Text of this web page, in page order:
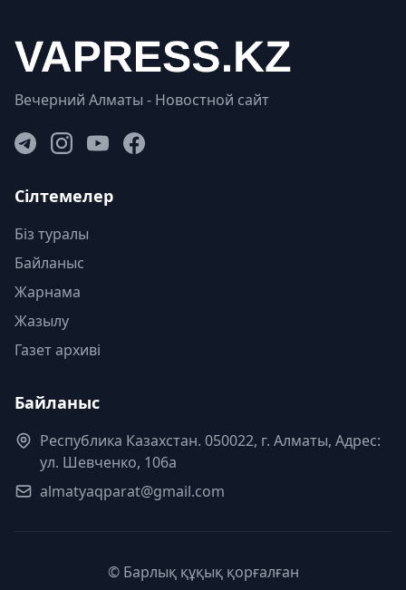
Вечерний Алматы - Новостной сайт
Сілтемелер
Біз туралы
Байланыс
Жарнама
Жазылу
Газет архиві
Байланыс
Республика Казахстан. 050022, г. Алматы, Адрес:
ул. Шевченко, 106а
almatyaqparat@gmail.com
© Барлық құқық қорғалған